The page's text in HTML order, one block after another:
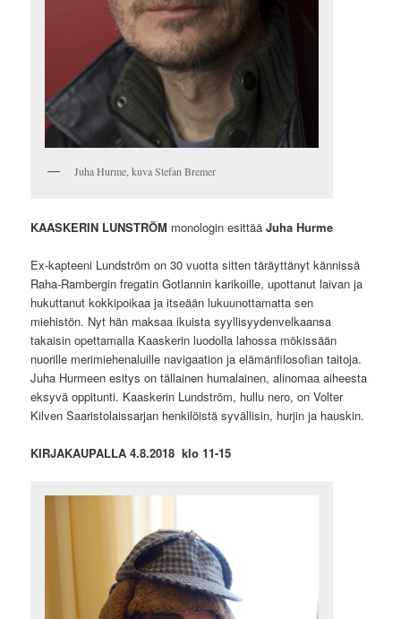
Juha Hurme, kuva Stefan Bremer
KAASKERIN LUNSTRÖM monologin esittääJuha Hurme
Ex-kapteeni Lundström on 30 vuotta sitten täräyttänyt kännissä
Raha-Rambergin fregatin Gotlannin karikoille, upottanut laivan ja
hukuttanut kokkipoikaa ja itseään lukuunottamatta sen
miehistön. Nyt hän maksaa ikuista syyllisyydenvelkaansa
takaisin opettamalla Kaaskerin luodolla lahossa mökissään
nuorille merimiehenaluille navigaation ja elämänfilosofian taitoja.
Juha Hurmeen esitys on tällainen humalainen, alinomaa aiheesta
eksyvä oppitunti. Kaaskerin Lundström, hullu nero, on Volter
Kilven Saaristolaissarjan henkilöistä syvällisin, hurjin ja hauskin.
KIRJAKAUPALLA 4.8.2018 klo 11-15